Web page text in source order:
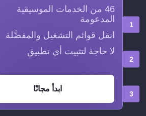
46 من الخدمات الموسيقية
المدعومة
انقل قوائم التشغيل والمفضَّلة
لا حاجة لتثبيت أي تطبيق
ابدأ مجانًا